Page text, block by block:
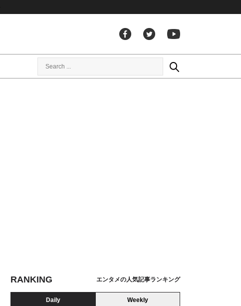
RANKING エンタメの人気記事ランキング
Daily Weekly